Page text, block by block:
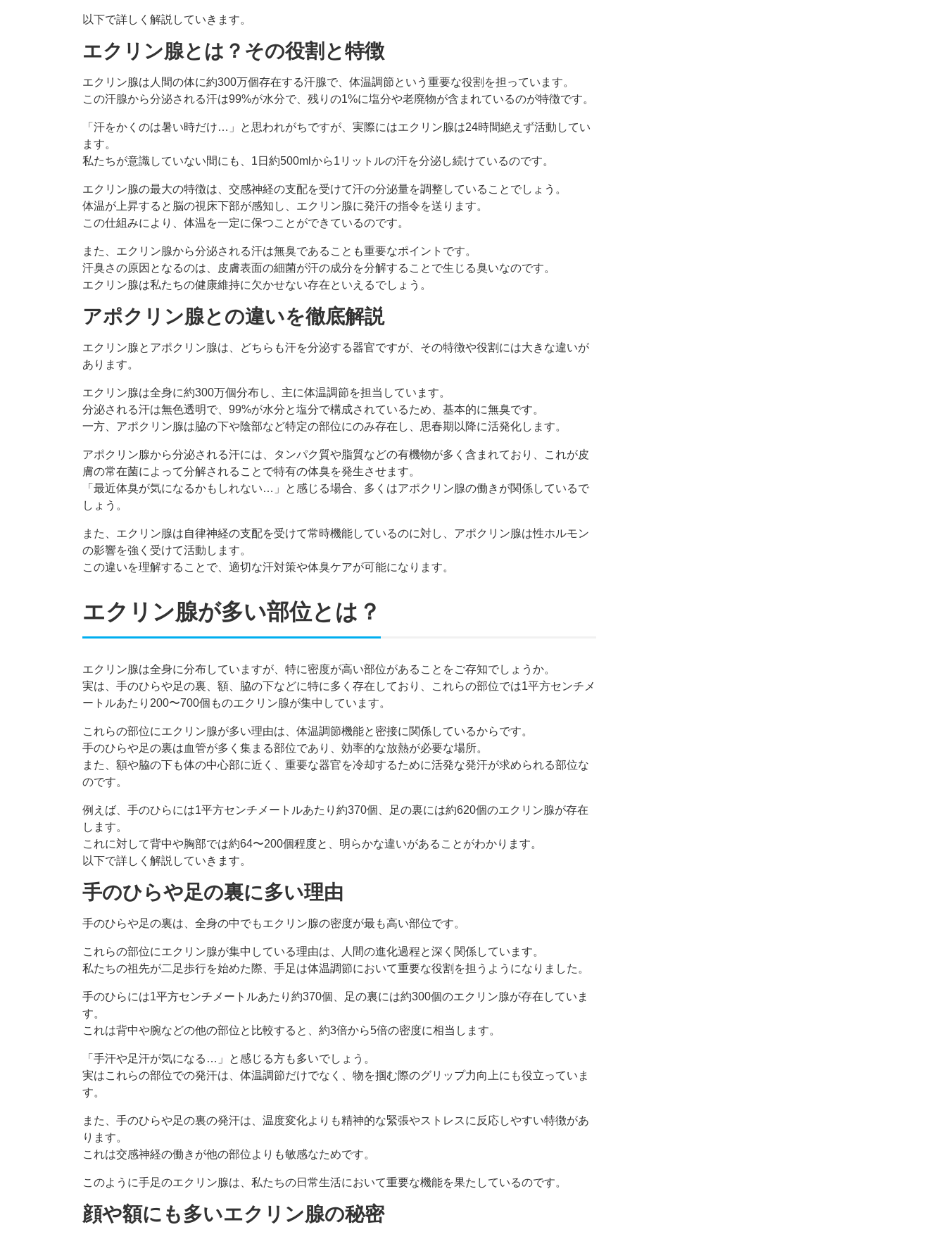
以下で詳しく解説していきます。
エクリン腺とは？その役割と特徴
エクリン腺は人間の体に約300万個存在する汗腺で、体温調節という重要な役割を担っています。
この汗腺から分泌される汗は99%が水分で、残りの1%に塩分や老廃物が含まれているのが特徴です。
「汗をかくのは暑い時だけ…」と思われがちですが、実際にはエクリン腺は24時間絶えず活動してい
ます。
私たちが意識していない間にも、1日約500mlから1リットルの汗を分泌し続けているのです。
エクリン腺の最大の特徴は、交感神経の支配を受けて汗の分泌量を調整していることでしょう。
体温が上昇すると脳の視床下部が感知し、エクリン腺に発汗の指令を送ります。
この仕組みにより、体温を一定に保つことができているのです。
また、エクリン腺から分泌される汗は無臭であることも重要なポイントです。
汗臭さの原因となるのは、皮膚表面の細菌が汗の成分を分解することで生じる臭いなのです。
エクリン腺は私たちの健康維持に欠かせない存在といえるでしょう。
アポクリン腺との違いを徹底解説
エクリン腺とアポクリン腺は、どちらも汗を分泌する器官ですが、その特徴や役割には大きな違いが
あります。
エクリン腺は全身に約300万個分布し、主に体温調節を担当しています。
分泌される汗は無色透明で、99%が水分と塩分で構成されているため、基本的に無臭です。
一方、アポクリン腺は脇の下や陰部など特定の部位にのみ存在し、思春期以降に活発化します。
アポクリン腺から分泌される汗には、タンパク質や脂質などの有機物が多く含まれており、これが皮
膚の常在菌によって分解されることで特有の体臭を発生させます。
「最近体臭が気になるかもしれない…」と感じる場合、多くはアポクリン腺の働きが関係しているで
しょう。
また、エクリン腺は自律神経の支配を受けて常時機能しているのに対し、アポクリン腺は性ホルモン
の影響を強く受けて活動します。
この違いを理解することで、適切な汗対策や体臭ケアが可能になります。
エクリン腺が多い部位とは？
エクリン腺は全身に分布していますが、特に密度が高い部位があることをご存知でしょうか。
実は、手のひらや足の裏、額、脇の下などに特に多く存在しており、これらの部位では1平方センチメ
ートルあたり200〜700個ものエクリン腺が集中しています。
これらの部位にエクリン腺が多い理由は、体温調節機能と密接に関係しているからです。
手のひらや足の裏は血管が多く集まる部位であり、効率的な放熱が必要な場所。
また、額や脇の下も体の中心部に近く、重要な器官を冷却するために活発な発汗が求められる部位な
のです。
例えば、手のひらには1平方センチメートルあたり約370個、足の裏には約620個のエクリン腺が存在
します。
これに対して背中や胸部では約64〜200個程度と、明らかな違いがあることがわかります。
以下で詳しく解説していきます。
手のひらや足の裏に多い理由
手のひらや足の裏は、全身の中でもエクリン腺の密度が最も高い部位です。
これらの部位にエクリン腺が集中している理由は、人間の進化過程と深く関係しています。
私たちの祖先が二足歩行を始めた際、手足は体温調節において重要な役割を担うようになりました。
手のひらには1平方センチメートルあたり約370個、足の裏には約300個のエクリン腺が存在していま
す。
これは背中や腕などの他の部位と比較すると、約3倍から5倍の密度に相当します。
「手汗や足汗が気になる…」と感じる方も多いでしょう。
実はこれらの部位での発汗は、体温調節だけでなく、物を掴む際のグリップ力向上にも役立っていま
す。
また、手のひらや足の裏の発汗は、温度変化よりも精神的な緊張やストレスに反応しやすい特徴があ
ります。
これは交感神経の働きが他の部位よりも敏感なためです。
このように手足のエクリン腺は、私たちの日常生活において重要な機能を果たしているのです。
顔や額にも多いエクリン腺の秘密